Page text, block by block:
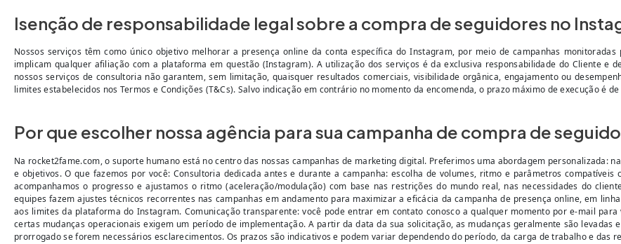
Isenção de responsabilidade legal sobre a compra de seguidores no
Nossos serviços têm como único objetivo melhorar a presença online da conta específica do Instagram, por meio de campanhas
implicam qualquer afiliação com a plataforma em questão (Instagram). A utilização dos serviços é da exclusiva responsabilidade do Cliente e
nossos serviços de consultoria não garantem, sem limitação, quaisquer resultados comerciais, visibilidade orgânica, engajamento ou
limites estabelecidos nos Termos e Condições (T&Cs). Salvo indicação em contrário no momento da encomenda, o prazo máximo de execução é
Por que escolher nossa agência para sua campanha de compra de
Na rocket2fame.com, o suporte humano está no centro das nossas campanhas de marketing digital. Preferimos uma abordagem personalizada:
e objetivos. O que fazemos por você: Consultoria dedicada antes e durante a campanha: escolha de volumes, ritmo e parâmetros
acompanhamos o progresso e ajustamos o ritmo (aceleração/modulação) com base nas restrições do mundo real, nas necessidades do
equipes fazem ajustes técnicos recorrentes nas campanhas em andamento para maximizar a eficácia da campanha de presença online, em
aos limites da plataforma do Instagram. Comunicação transparente: você pode entrar em contato conosco a qualquer momento por e-mail
certas mudanças operacionais exigem um período de implementação. A partir da data da sua solicitação, as mudanças geralmente são
prorrogado se forem necessários esclarecimentos. Os prazos são indicativos e podem variar dependendo do período, da carga de trabalho e das